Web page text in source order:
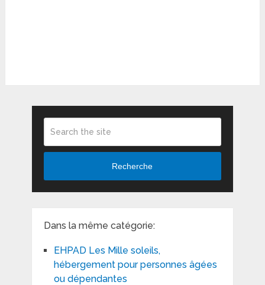
Recherche
Dans la même catégorie:
EHPAD Les Mille soleils,
hébergement pour personnes âgées
ou dépendantes